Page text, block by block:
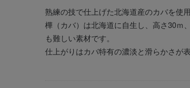
熟練の技で仕上げた北海道産のカバを使用
樺（カバ）は北海道に自生し、高さ30ｍ
も難しい素材です。
仕上がりはカバ特有の濃淡と滑らかさが